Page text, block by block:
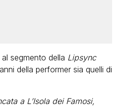
segmento della Lipsync
della performer sia quelli di
a L’Isola dei Famosi,